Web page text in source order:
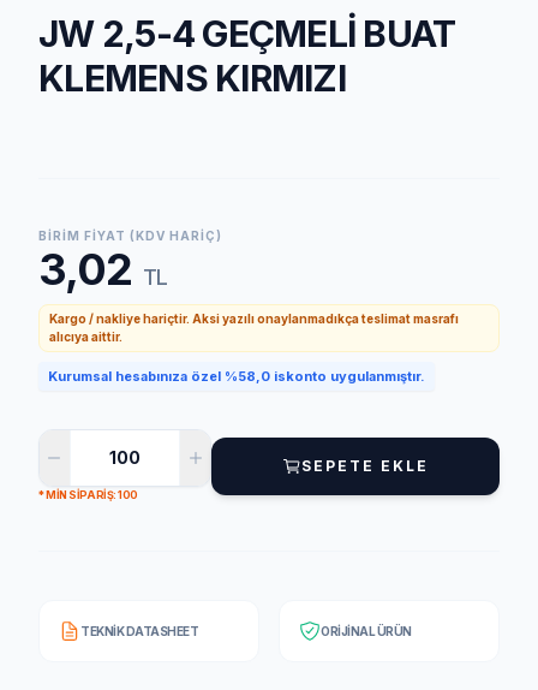
JW 2,5-4 GEÇMELİ BUAT
KLEMENS KIRMIZI
BIRIM FIYAT (KDV HARIÇ)
3,02 TL
Kargo / nakliye hariçtir. Aksi yazılı onaylanmadıkça teslimat masrafı
alıcıya aittir.
Kurumsal hesabınıza özel %58,0 iskonto uygulanmıştır.
* MIN SIPARIŞ: 100
SEPETE EKLE
TEKNIK DATASHEET ORIJINAL ÜRÜN